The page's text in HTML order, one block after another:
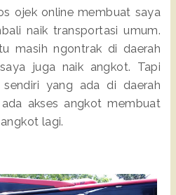
ojek online membuat saya
naik transportasi umum.
masih ngontrak di daerah
juga naik angkot. Tapi
yang ada di daerah
akses angkot membuat
lagi.